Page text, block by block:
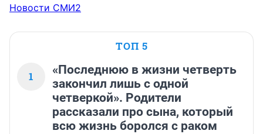
Новости СМИ2
ТОП 5
1
«Последнюю в жизни четверть
закончил лишь с одной
четверкой». Родители
рассказали про сына, который
всю жизнь боролся с раком